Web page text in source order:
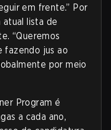
em frente.” Por
atual lista de
“Queremos
fazendo jus ao
por meio
Program é
a cada ano,